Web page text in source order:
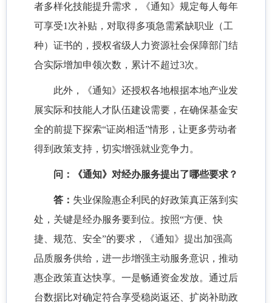
者多样化技能提升需求，《通知》规定每人每年
可享受1次补贴，对取得多项急需紧缺职业（工
种）证书的，授权省级人力资源社会保障部门结
合实际增加申领次数，累计不超过3次。
此外，《通知》还授权各地根据本地产业发
展实际和技能人才队伍建设需要，在确保基金安
全的前提下探索“证岗相适”情形，让更多劳动者
得到政策支持，切实增强就业竞争力。
问：《通知》对经办服务提出了哪些要求？
答： 失业保险惠企利民的好政策真正落到实
处，关键是经办服务要到位。按照“方便、快
捷、规范、安全”的要求，《通知》提出加强高
品质服务供给，进一步增强主动服务意识，推动
惠企政策直达快享。一是畅通资金发放。通过后
台数据比对确定符合享受稳岗返还、扩岗补助政